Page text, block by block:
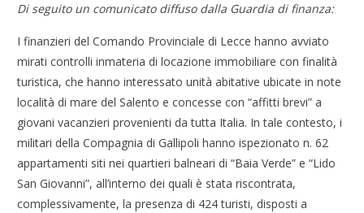
Di seguito un comunicato diffuso dalla Guardia di finanza:
I finanzieri del Comando Provinciale di Lecce hanno avviato
mirati controlli inmateria di locazione immobiliare con finalità
turistica, che hanno interessato unità abitative ubicate in note
località di mare del Salento e concesse con “affitti brevi” a
giovani vacanzieri provenienti da tutta Italia. In tale contesto, i
militari della Compagnia di Gallipoli hanno ispezionato n. 62
appartamenti siti nei quartieri balneari di “Baia Verde” e “Lido
San Giovanni”, all’interno dei quali è stata riscontrata,
complessivamente, la presenza di 424 turisti, disposti a